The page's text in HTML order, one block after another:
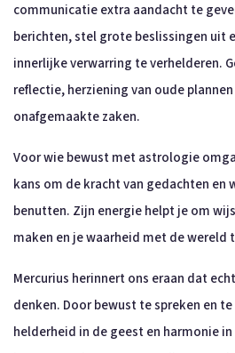
communicatie extra aandacht te
berichten, stel grote beslissingen uit
innerlijke verwarring te verhelderen.
reflectie, herziening van oude
onafgemaakte zaken.
Voor wie bewust met astrologie
kans om de kracht van gedachten en
benutten. Zijn energie helpt je om
maken en je waarheid met de wereld
Mercurius herinnert ons eraan dat
denken. Door bewust te spreken en
helderheid in de geest en harmonie